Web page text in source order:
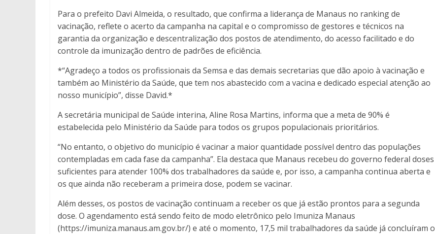
Para o prefeito Davi Almeida, o resultado, que confirma a liderança de Manaus no ranking de
vacinação, reflete o acerto da campanha na capital e o compromisso de gestores e técnicos na
garantia da organização e descentralização dos postos de atendimento, do acesso facilitado e do
controle da imunização dentro de padrões de eficiência.
*“Agradeço a todos os profissionais da Semsa e das demais secretarias que dão apoio à vacinação e
também ao Ministério da Saúde, que tem nos abastecido com a vacina e dedicado especial atenção ao
nosso município”, disse David.*
A secretária municipal de Saúde interina, Aline Rosa Martins, informa que a meta de 90% é
estabelecida pelo Ministério da Saúde para todos os grupos populacionais prioritários.
“No entanto, o objetivo do município é vacinar a maior quantidade possível dentro das populações
contempladas em cada fase da campanha”. Ela destaca que Manaus recebeu do governo federal doses
suficientes para atender 100% dos trabalhadores da saúde e, por isso, a campanha continua aberta e
os que ainda não receberam a primeira dose, podem se vacinar.
Além desses, os postos de vacinação continuam a receber os que já estão prontos para a segunda
dose. O agendamento está sendo feito de modo eletrônico pelo Imuniza Manaus
(https://imuniza.manaus.am.gov.br/) e até o momento, 17,5 mil trabalhadores da saúde já concluíram o